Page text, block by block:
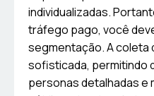
individualizadas.
tráfego pago, você
segmentação. A coleta
sofisticada, permitindo
personas detalhadas e